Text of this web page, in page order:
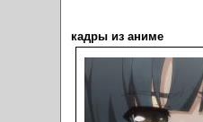
кадры из аниме